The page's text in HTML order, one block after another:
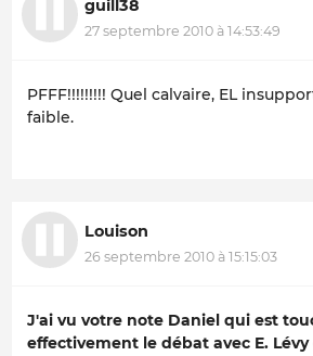
guill38
27 septembre 2010 à 14:53:49
PFFF!!!!!!!!! Quel calvaire, EL
faible.
Louison
26 septembre 2010 à 15:15:03
J'ai vu votre note Daniel qui est
effectivement le débat avec E.